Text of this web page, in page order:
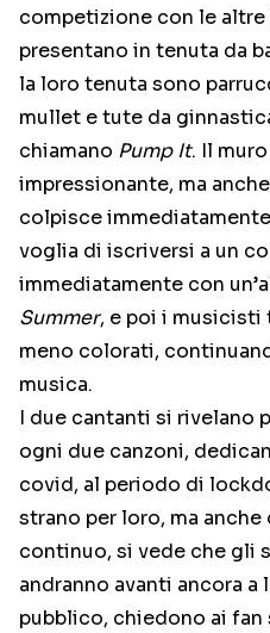
competizione con le altre
presentano in tenuta da
la loro tenuta sono
mullet e tute da
chiamano Pump It. Il
impressionante, ma
colpisce
voglia di iscriversi a un
immediatamente con
Summer, e poi i musicisti
meno colorati,
musica.
I due cantanti si rivelano
ogni due canzoni,
covid, al periodo di
strano per loro, ma
continuo, si vede che gli
andranno avanti ancora a
pubblico, chiedono ai fan